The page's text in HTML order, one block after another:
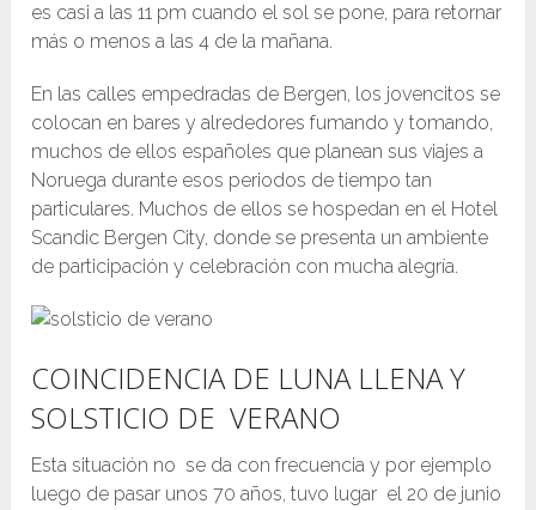
es casi a las 11 pm cuando el sol se pone, para retornar
más o menos a las 4 de la mañana.
En las calles empedradas de Bergen, los jovencitos se
colocan en bares y alrededores fumando y tomando,
muchos de ellos españoles que planean sus viajes a
Noruega durante esos periodos de tiempo tan
particulares. Muchos de ellos se hospedan en el Hotel
Scandic Bergen City, donde se presenta un ambiente
de participación y celebración con mucha alegría.
COINCIDENCIA DE LUNA LLENA Y
SOLSTICIO DE VERANO
Esta situación no se da con frecuencia y por ejemplo
luego de pasar unos 70 años, tuvo lugar el 20 de junio